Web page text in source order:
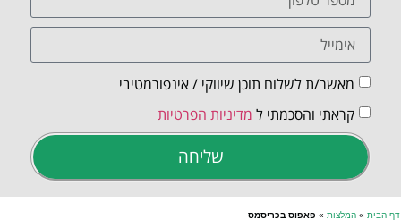
מאשר/ת לשלוח תוכן שיווקי / אינפורמטיבי
קראתי והסכמתי ל מדיניות הפרטיות
שליחה
דף הבית » המלצות » פאפוס בכריסמס